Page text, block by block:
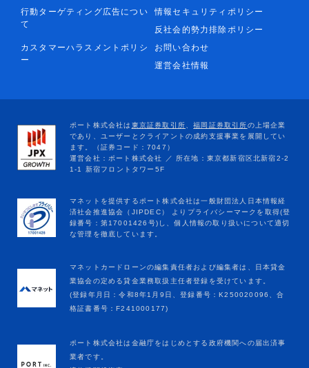
行動ターゲティング広告につい
て
情報セキュリティポリシー
反社会的勢力排除ポリシー
カスタマーハラスメントポリシ
ー
お問い合わせ
運営会社情報
マネットカードローンの編集責任者および編集者は、日本貸金
業協会の定める貸金業務取扱主任者登録を受けています。
(登録年月日：令和8年1月9日、登録番号：K250020096、合
格証書番号：F241000177)
ポート株式会社は金融庁をはじめとする政府機関への届出済事
業者です。